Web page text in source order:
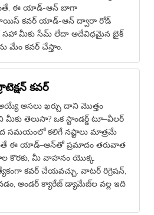
ఈ యాడ్-ఆన్ బాగా
కవర్ యాడ్-ఆన్ ద్వారా రోడ్​
సహా మీకు సేమ్​ లేదా అదేవిధమైన బైక్
మేం కవర్ చేస్తాం.
కవర్
అసలు ఖర్చు దాని మొత్తం
తెలుసా? ఒక స్టాండర్డ్​ టూ–వీలర్
సమయంలో కలిగే నష్టాలు మాత్రమే
ఈ యాడ్–ఆన్​తో ప్రమాదం తరువాత
కొరకు, మీ వాహనం యొక్క
కవర్ చేయవచ్చు. వాటర్ రిగ్రెషన్,
అండర్ క్యారేజ్ డ్యామేజ్​ల వల్ల ఇది